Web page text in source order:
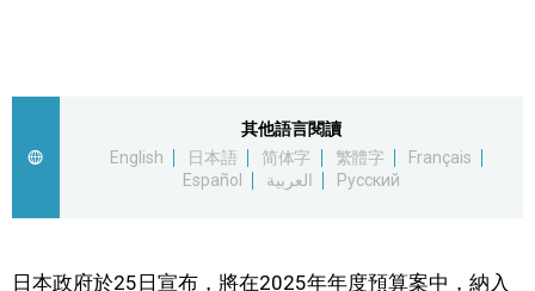
其他語言閱讀
English
日本語 简体字 繁體字
Français
Español
العربية Русский
日本政府於25日宣布，將在2025年年度預算案中，納入